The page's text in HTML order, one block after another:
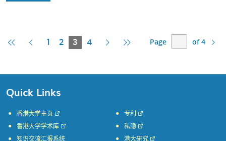
FirstPrevious
1 2 3 Current
4
Next Last
Page of 4
Quick Links
香港大学主页
香港大学学术库
知识交流汇报系统
专利
私隐
港大研究